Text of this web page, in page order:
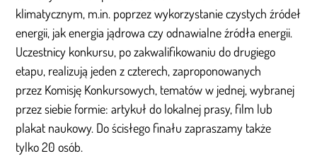
klimatycznym, m.in. poprzez wykorzystanie czystych źródeł
energii, jak energia jądrowa czy odnawialne źródła energii.
Uczestnicy konkursu, po zakwalifikowaniu do drugiego
etapu, realizują jeden z czterech, zaproponowanych
przez Komisję Konkursowych, tematów w jednej, wybranej
przez siebie formie: artykuł do lokalnej prasy, film lub
plakat naukowy. Do ścisłego finału zapraszamy także
tylko 20 osób.